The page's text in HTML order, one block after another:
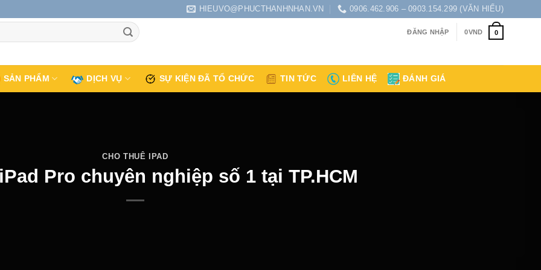
HIEUVO@PHUCTHANHNHAN.VN 0906.462.906 – 0903.154.299 (VĂN HIẾU)
ĐĂNG NHẬP 0VND 0
SẢN PHẨM DỊCH VỤ SỰ KIỆN ĐÃ TỔ CHỨC TIN TỨC LIÊN HỆ ĐÁNH GIÁ
CHO THUÊ IPAD
Pro chuyên nghiệp số 1 tại TP.HCM